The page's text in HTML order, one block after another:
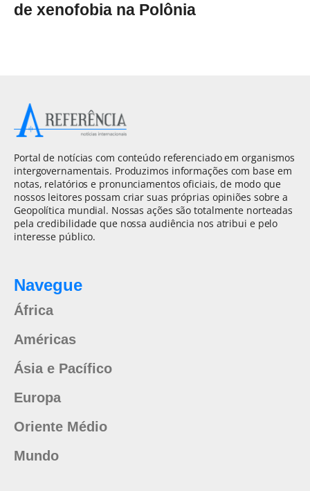
de xenofobia na Polônia
Portal de notícias com conteúdo referenciado em organismos
intergovernamentais. Produzimos informações com base em
notas, relatórios e pronunciamentos oficiais, de modo que
nossos leitores possam criar suas próprias opiniões sobre a
Geopolítica mundial. Nossas ações são totalmente norteadas
pela credibilidade que nossa audiência nos atribui e pelo
interesse público.
Navegue
África
Américas
Ásia e Pacífico
Europa
Oriente Médio
Mundo